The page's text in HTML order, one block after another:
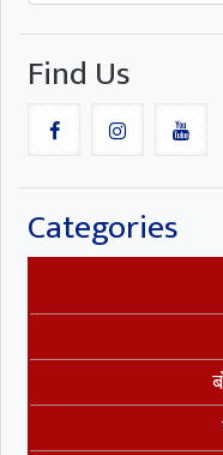
Find Us
Categories